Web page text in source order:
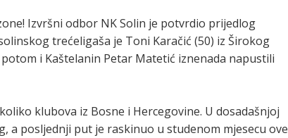
Izvršni odbor NK Solin je potvrdio prijedlog
trećeligaša je Toni Karačić (50) iz Širokog
i Kaštelanin Petar Matetić iznenada napustili
klubova iz Bosne i Hercegovine. U dosadašnjoj
a posljednji put je raskinuo u studenom mjesecu ove